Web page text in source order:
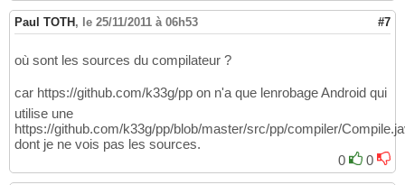
Paul TOTH , le 25/11/2011 à 06h53 #7
où sont les sources du compilateur ?
car https://github.com/k33g/pp on n'a que lenrobage Android qui
utilise une
https://github.com/k33g/pp/blob/master/src/pp/compiler/
dont je ne vois pas les sources.
0
0